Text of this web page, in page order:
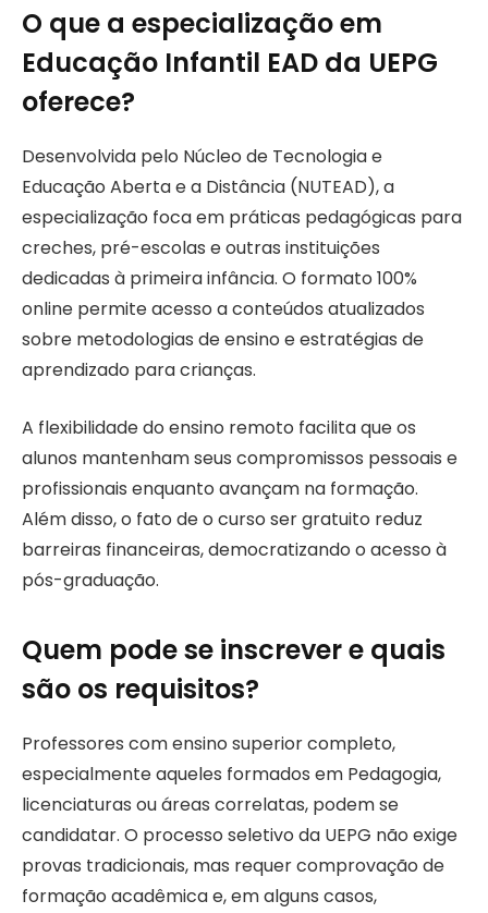
O que a especialização em
Educação Infantil EAD da UEPG
oferece?
Desenvolvida pelo Núcleo de Tecnologia e
Educação Aberta e a Distância (NUTEAD), a
especialização foca em práticas pedagógicas para
creches, pré-escolas e outras instituições
dedicadas à primeira infância. O formato 100%
online permite acesso a conteúdos atualizados
sobre metodologias de ensino e estratégias de
aprendizado para crianças.
A flexibilidade do ensino remoto facilita que os
alunos mantenham seus compromissos pessoais e
profissionais enquanto avançam na formação.
Além disso, o fato de o curso ser gratuito reduz
barreiras financeiras, democratizando o acesso à
pós-graduação.
Quem pode se inscrever e quais
são os requisitos?
Professores com ensino superior completo,
especialmente aqueles formados em Pedagogia,
licenciaturas ou áreas correlatas, podem se
candidatar. O processo seletivo da UEPG não exige
provas tradicionais, mas requer comprovação de
formação acadêmica e, em alguns casos,